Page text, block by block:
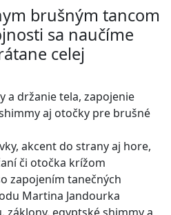
brušným tancom
sa naučíme
celej
a držanie tela, zapojenie
aj otočky pre brušné
akcent do strany aj hore,
či otočka krížom
zapojením tanečných
Martina Jandourka